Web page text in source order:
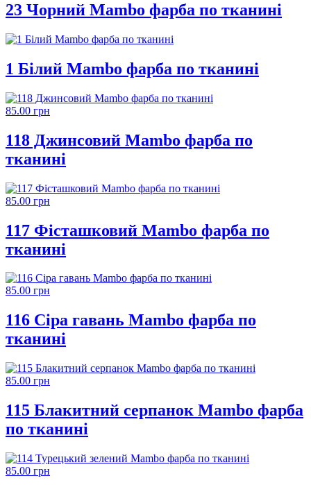
23 Чорний Mambo фарба по тканині
1 Білий Mambo фарба по тканині
85.00 грн
118 Джинсовий Mambo фарба по
тканині
85.00 грн
117 Фісташковий Mambo фарба по
тканині
85.00 грн
116 Сіра гавань Mambo фарба по
тканині
85.00 грн
115 Блакитний серпанок Mambo фарба
по тканині
85.00 грн